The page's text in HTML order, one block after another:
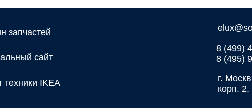
запчастей
сайт
техники IKEA
8 (499)
8 (495)
г.
корп. 2,